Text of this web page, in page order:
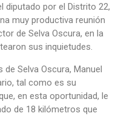
diputado por el Distrito 22,
muy productiva reunión
de Selva Oscura, en la
sus inquietudes.
Selva Oscura, Manuel
tal como es su
en esta oportunidad, le
de 18 kilómetros que